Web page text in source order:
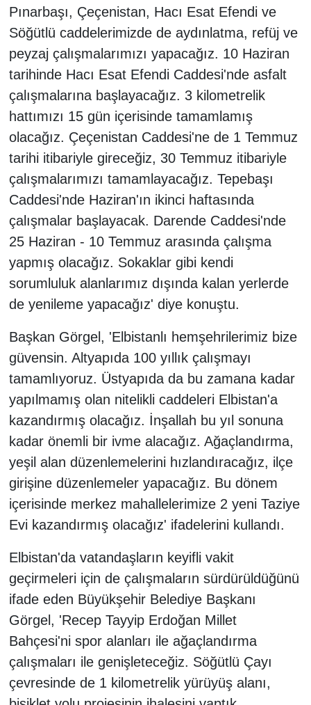
Pınarbaşı, Çeçenistan, Hacı Esat Efendi ve
Söğütlü caddelerimizde de aydınlatma, refüj ve
peyzaj çalışmalarımızı yapacağız. 10 Haziran
tarihinde Hacı Esat Efendi Caddesi'nde asfalt
çalışmalarına başlayacağız. 3 kilometrelik
hattımızı 15 gün içerisinde tamamlamış
olacağız. Çeçenistan Caddesi'ne de 1 Temmuz
tarihi itibariyle gireceğiz, 30 Temmuz itibariyle
çalışmalarımızı tamamlayacağız. Tepebaşı
Caddesi'nde Haziran'ın ikinci haftasında
çalışmalar başlayacak. Darende Caddesi'nde
25 Haziran - 10 Temmuz arasında çalışma
yapmış olacağız. Sokaklar gibi kendi
sorumluluk alanlarımız dışında kalan yerlerde
de yenileme yapacağız' diye konuştu.
Başkan Görgel, 'Elbistanlı hemşehrilerimiz bize
güvensin. Altyapıda 100 yıllık çalışmayı
tamamlıyoruz. Üstyapıda da bu zamana kadar
yapılmamış olan nitelikli caddeleri Elbistan'a
kazandırmış olacağız. İnşallah bu yıl sonuna
kadar önemli bir ivme alacağız. Ağaçlandırma,
yeşil alan düzenlemelerini hızlandıracağız, ilçe
girişine düzenlemeler yapacağız. Bu dönem
içerisinde merkez mahallelerimize 2 yeni Taziye
Evi kazandırmış olacağız' ifadelerini kullandı.
Elbistan'da vatandaşların keyifli vakit
geçirmeleri için de çalışmaların sürdürüldüğünü
ifade eden Büyükşehir Belediye Başkanı
Görgel, 'Recep Tayyip Erdoğan Millet
Bahçesi'ni spor alanları ile ağaçlandırma
çalışmaları ile genişleteceğiz. Söğütlü Çayı
çevresinde de 1 kilometrelik yürüyüş alanı,